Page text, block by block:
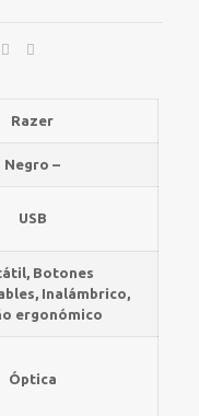
Razer
Negro –
USB
Botones
Inalámbrico,
ergonómico
Óptica